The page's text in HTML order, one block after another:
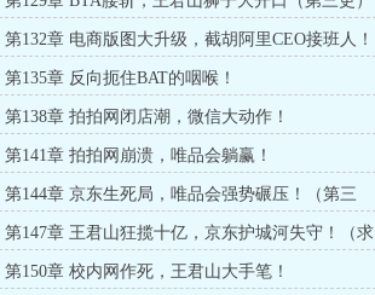
第132章 电商版图大升级，截胡阿里CEO接班人！
第135章 反向扼住BAT的咽喉！
第138章 拍拍网闭店潮，微信大动作！
第141章 拍拍网崩溃，唯品会躺赢！
第144章 京东生死局，唯品会强势碾压！（第三
更）
第147章 王君山狂揽十亿，京东护城河失守！（求
月票）
第150章 校内网作死，王君山大手笔！